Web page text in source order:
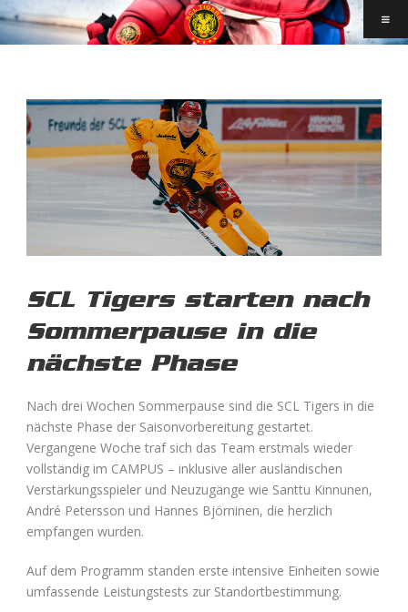
SCL Tigers starten nach
Sommerpause in die
nächste Phase
Nach drei Wochen Sommerpause sind die SCL Tigers in die
nächste Phase der Saisonvorbereitung gestartet.
Vergangene Woche traf sich das Team erstmals wieder
vollständig im CAMPUS – inklusive aller ausländischen
Verstärkungsspieler und Neuzugänge wie Santtu Kinnunen,
André Petersson und Hannes Björninen, die herzlich
empfangen wurden.
Auf dem Programm standen erste intensive Einheiten sowie
umfassende Leistungstests zur Standortbestimmung.